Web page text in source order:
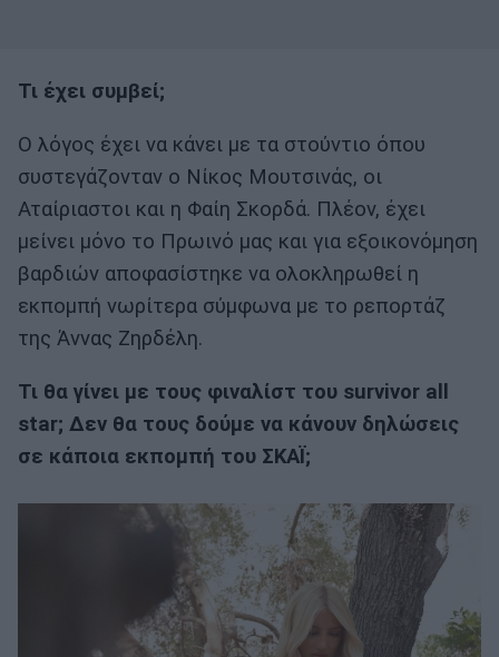
Τι έχει συμβεί;
Ο λόγος έχει να κάνει με τα στούντιο όπου
συστεγάζονταν ο Νίκος Μουτσινάς, οι
Αταίριαστοι και η Φαίη Σκορδά. Πλέον, έχει
μείνει μόνο το Πρωινό μας και για εξοικονόμηση
βαρδιών αποφασίστηκε να ολοκληρωθεί η
εκπομπή νωρίτερα σύμφωνα με το ρεπορτάζ
της Άννας Ζηρδέλη.
Τι θα γίνει με τους φιναλίστ του survivor all
star; Δεν θα τους δούμε να κάνουν δηλώσεις
σε κάποια εκπομπή του ΣΚΑΪ;